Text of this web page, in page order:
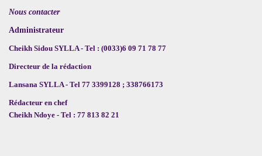
Nous contacter
Administrateur
Cheikh Sidou SYLLA - Tel : (0033)6 09 71 78 77
Directeur de la rédaction
Lansana SYLLA - Tel 77 3399128 ; 338766173
Rédacteur en chef
Cheikh Ndoye - Tel : 77 813 82 21